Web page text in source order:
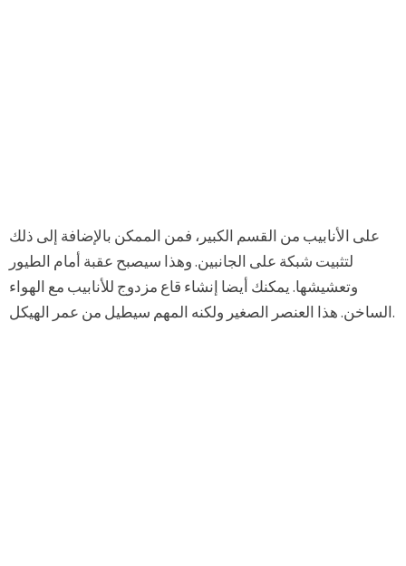
على الأنابيب من القسم الكبير، فمن الممكن بالإضافة إلى ذلك
لتثبيت شبكة على الجانبين. وهذا سيصبح عقبة أمام الطيور
وتعشيشها. يمكنك أيضا إنشاء قاع مزدوج للأنابيب مع الهواء
الساخن. هذا العنصر الصغير ولكنه المهم سيطيل من عمر الهيكل.